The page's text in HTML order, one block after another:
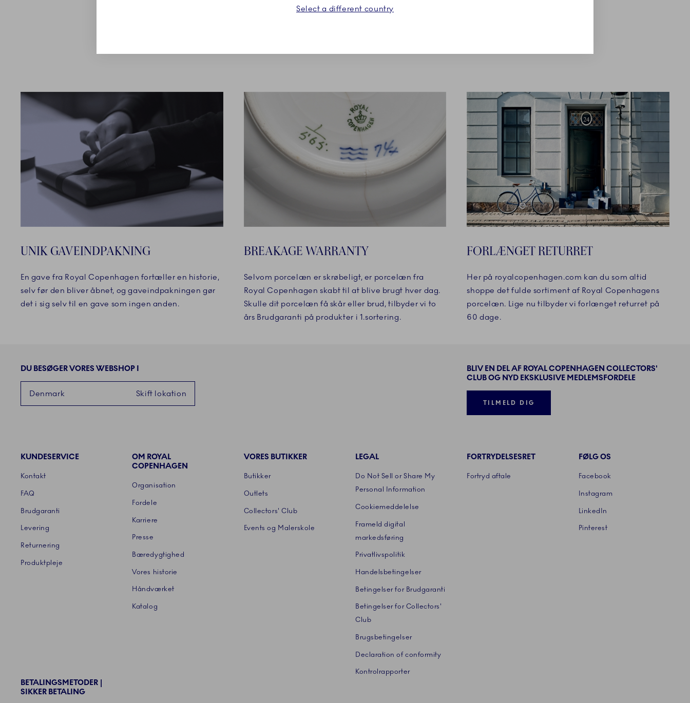
UNIK GAVEINDPAKNING
En gave fra Royal Copenhagen fortæller en historie,
selv før den bliver åbnet, og gaveindpakningen gør
det i sig selv til en gave som ingen anden.
BREAKAGE WARRANTY
Selvom porcelæn er skrøbeligt, er porcelæn fra
Royal Copenhagen skabt til at blive brugt hver dag.
Skulle dit porcelæn få skår eller brud, tilbyder vi to
års Brudgaranti på produkter i 1.sortering.
FORLÆNGET RETURRET
Her på royalcopenhagen.com kan du som altid
shoppe det fulde sortiment af Royal Copenhagens
porcelæn. Lige nu tilbyder vi forlænget returret på
60 dage.
DU BESØGER VORES WEBSHOP I
Denmark Skift lokation
BLIV EN DEL AF ROYAL COPENHAGEN COLLECTORS'
CLUB OG NYD EKSKLUSIVE MEDLEMSFORDELE
TILMELD DIG
KUNDESERVICE
Kontakt
FAQ
Brudgaranti
Levering
Returnering
Produktpleje
OM ROYAL
COPENHAGEN
Organisation
Fordele
Karriere
Presse
Bæredygtighed
Vores historie
Håndværket
Katalog
VORES BUTIKKER
Butikker
Outlets
Collectors' Club
Events og Malerskole
LEGAL
Do Not Sell or Share My
Personal Information
Cookiemeddelelse
Frameld digital
markedsføring
Privatlivspolitik
Handelsbetingelser
Betingelser for Brudgaranti
Betingelser for Collectors'
Club
Brugsbetingelser
Declaration of conformity
Kontrolrapporter
FORTRYDELSESRET
Fortryd aftale
FØLG OS
Facebook
Instagram
LinkedIn
Pinterest
BETALINGSMETODER |
SIKKER BETALING
Select a different country